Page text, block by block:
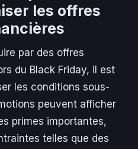
les offres
par des offres
du Black Friday, il est
les conditions sous-
peuvent afficher
primes importantes,
telles que des